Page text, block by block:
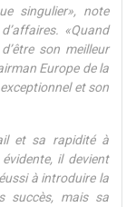
singulier», note
«Quand
son meilleur
Europe de la
et son
et sa rapidité à
il devient
à introduire la
succès, mais sa